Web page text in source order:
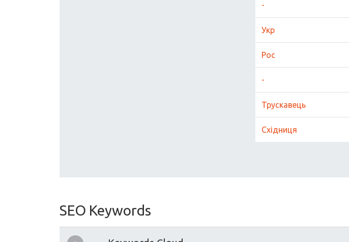
-
Укр
Рос
-
Трускавець
Східниця
SEO Keywords